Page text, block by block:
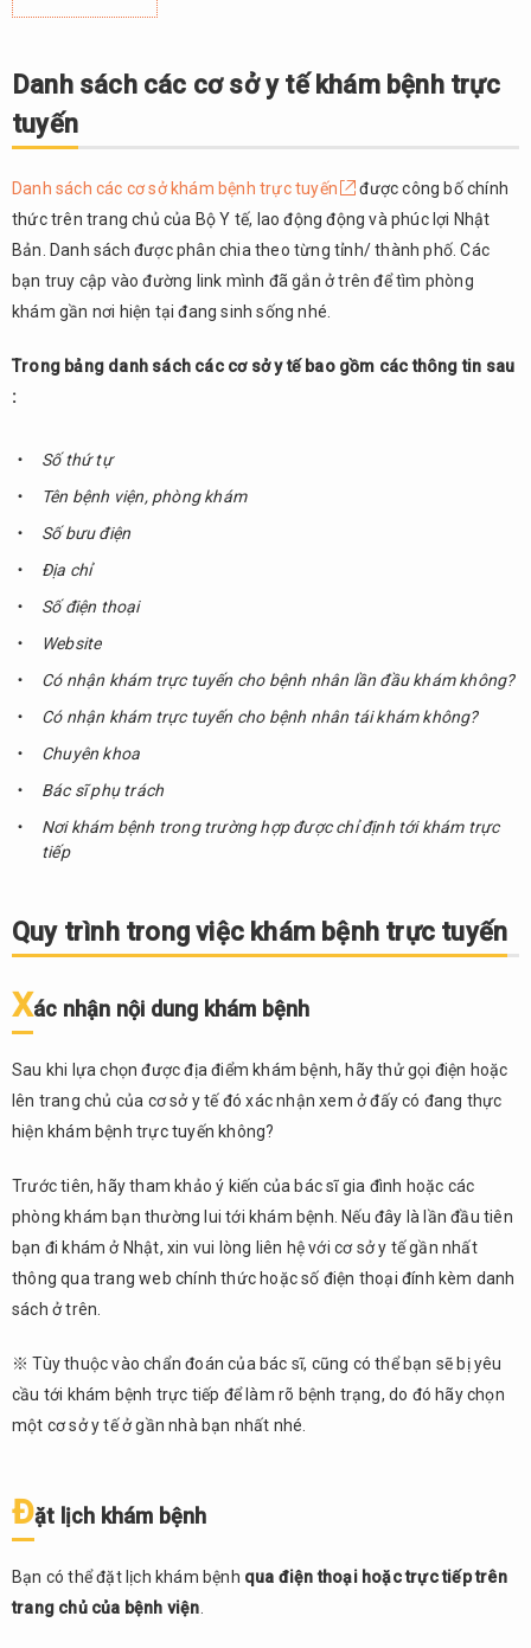
1.
sách
các
cơ sở
y tế
bệnh
trực
tuyến
2.
Quy
trong
trực
nhận
nội
khám
bệnh
2.2.
lịch
khám
2.4.
khám
chẩn
đoán
Danh sách các cơ sở y tế khám bệnh trực
tuyến
Danh sách các cơ sở khám bệnh trực tuyến
được công bố chính
thức trên trang chủ của Bộ Y tế, lao động động và phúc lợi Nhật
Bản. Danh sách được phân chia theo từng tỉnh/ thành phố. Các
bạn truy cập vào đường link mình đã gắn ở trên để tìm phòng
khám gần nơi hiện tại đang sinh sống nhé.
Trong bảng danh sách các cơ sở y tế bao gồm các thông tin sau
:
Số thứ tự
Tên bệnh viện, phòng khám
Số bưu điện
Địa chỉ
Số điện thoại
Website
Có nhận khám trực tuyến cho bệnh nhân lần đầu khám không?
Có nhận khám trực tuyến cho bệnh nhân tái khám không?
Chuyên khoa
Bác sĩ phụ trách
Nơi khám bệnh trong trường hợp được chỉ định tới khám trực
tiếp
Quy trình trong việc khám bệnh trực tuyến
Xác nhận nội dung khám bệnh
Sau khi lựa chọn được địa điểm khám bệnh, hãy thử gọi điện hoặc
lên trang chủ của cơ sở y tế đó xác nhận xem ở đấy có đang thực
hiện khám bệnh trực tuyến không?
Trước tiên, hãy tham khảo ý kiến của bác sĩ gia đình hoặc các
phòng khám bạn thường lui tới khám bệnh. Nếu đây là lần đầu tiên
bạn đi khám ở Nhật, xin vui lòng liên hệ với cơ sở y tế gần nhất
thông qua trang web chính thức hoặc số điện thoại đính kèm danh
sách ở trên.
※ Tùy thuộc vào chẩn đoán của bác sĩ, cũng có thể bạn sẽ bị yêu
cầu tới khám bệnh trực tiếp để làm rõ bệnh trạng, do đó hãy chọn
một cơ sở y tế ở gần nhà bạn nhất nhé.
Đặt lịch khám bệnh
Bạn có thể đặt lịch khám bệnh qua điện thoại hoặc trực tiếp trên
trang chủ của bệnh viện